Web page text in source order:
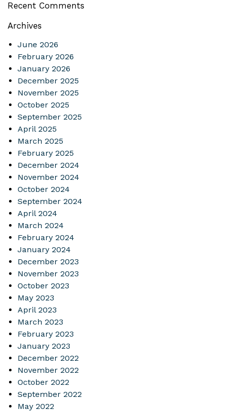
Recent Comments
Archives
June 2026
February 2026
January 2026
December 2025
November 2025
October 2025
September 2025
April 2025
March 2025
February 2025
December 2024
November 2024
October 2024
September 2024
April 2024
March 2024
February 2024
January 2024
December 2023
November 2023
October 2023
May 2023
April 2023
March 2023
February 2023
January 2023
December 2022
November 2022
October 2022
September 2022
May 2022